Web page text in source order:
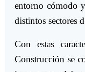
entorno cómodo
distintos sectores
Con estas
Construcción se